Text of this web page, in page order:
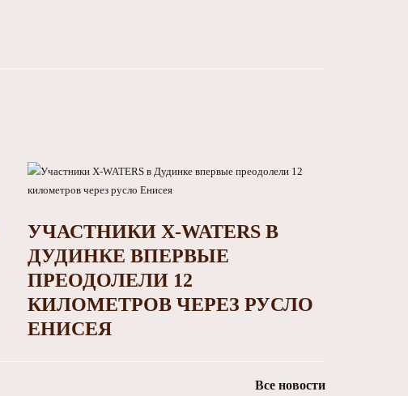
УЧАСТНИКИ X-WATERS В
ДУДИНКЕ ВПЕРВЫЕ
ПРЕОДОЛЕЛИ 12
КИЛОМЕТРОВ ЧЕРЕЗ РУСЛО
ЕНИСЕЯ
Все новости